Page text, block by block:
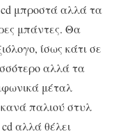
μπροστά αλλά τα
μπάντες. Θα
ίσως κάτι σε
αλλά τα
μέταλ
παλιού στυλ
αλλά θέλει